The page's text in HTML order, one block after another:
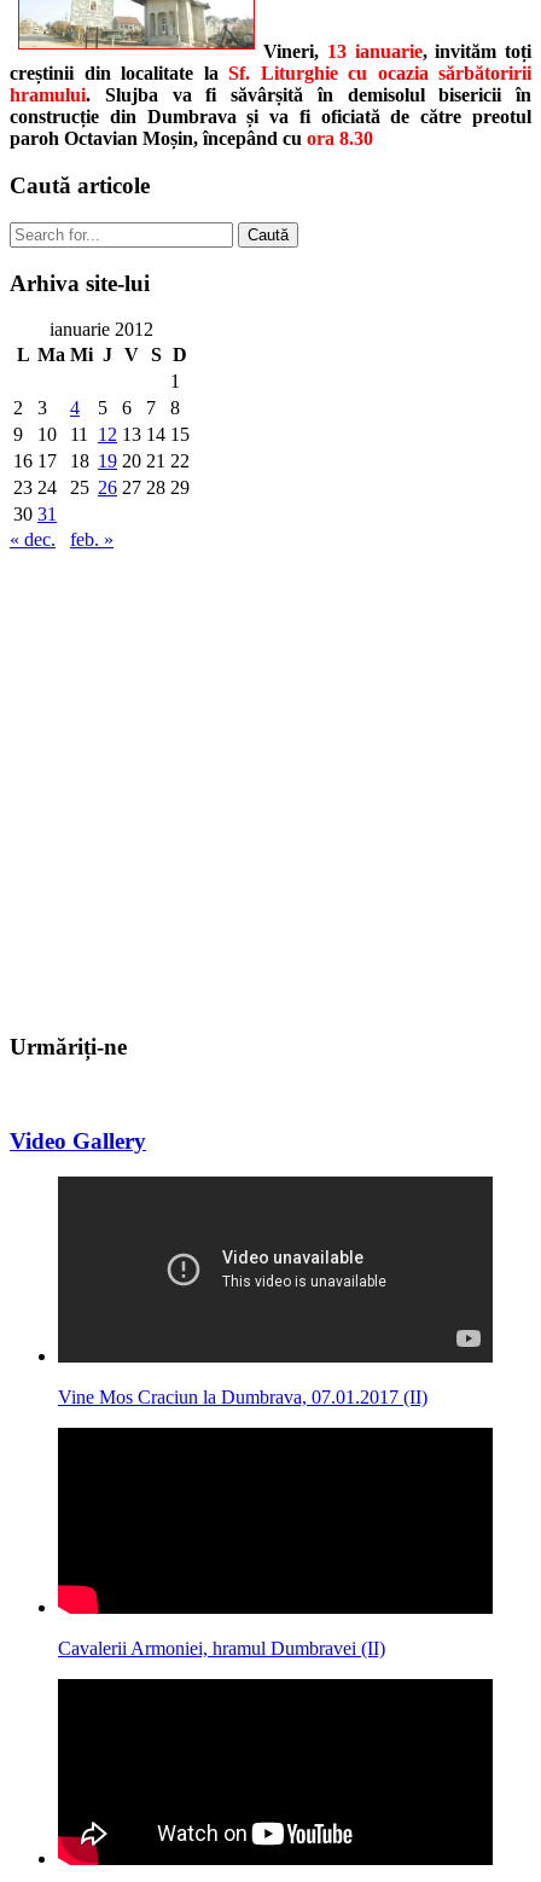
Vineri, 13 ianuarie, invităm toți
creștinii din localitate la Sf. Liturghie cu ocazia sărbătoririi
hramului. Slujba va fi săvârșită în demisolul bisericii în
construcție din Dumbrava și va fi oficiată de către preotul
paroh Octavian Moșin, începând cu ora 8.30
Caută articole
Caută
Arhiva site-lui
ianuarie 2012
L Ma Mi J V S D
1
2
3 4 5 6 7
8
9
10 11 12 13 14 15
16 17 18 19 20 21 22
23 24 25 26 27 28 29
30 31
« dec.
feb. »
Urmăriți-ne
Video Gallery
Vine Mos Craciun la Dumbrava, 07.01.2017 (II)
Cavalerii Armoniei, hramul Dumbravei (II)